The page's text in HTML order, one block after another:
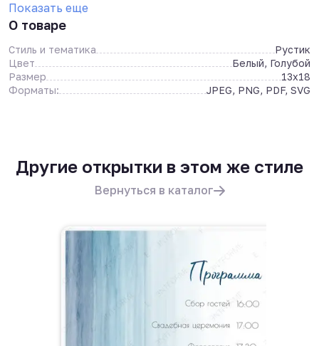
Показать еще
О товаре
Стиль и тематика
Рустик
Цвет
Белый, Голубой
Размер
13x18
Форматы:
JPEG, PNG, PDF, SVG
Другие открытки в этом же стиле
Вернуться в каталог